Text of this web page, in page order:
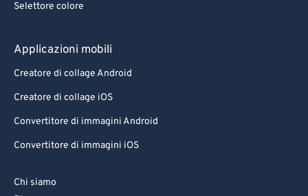
Selettore colore
Applicazioni mobili
Creatore di collage Android
Creatore di collage iOS
Convertitore di immagini Android
Convertitore di immagini iOS
Chi siamo